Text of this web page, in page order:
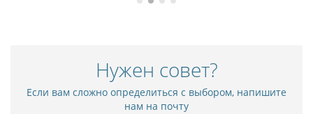
Нужен совет?
Если вам сложно определиться с выбором, напишите
нам на почту